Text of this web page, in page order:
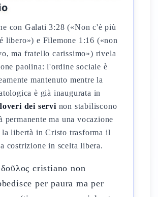
con Galati 3:28 («Non c'è più
libero») e Filemone 1:16 («non
ma fratello carissimo») rivela
paolina: l'ordine sociale è
mantenuto mentre la
è già inaugurata in
dei servi non stabiliscono
permanente ma una vocazione
libertà in Cristo trasforma il
costrizione in scelta libera.
cristiano non
per paura ma per